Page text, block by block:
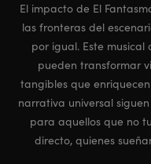
El impacto de El
las fronteras del
por igual. Este
pueden transformar
tangibles que
narrativa universal
para aquellos que no
directo, quienes